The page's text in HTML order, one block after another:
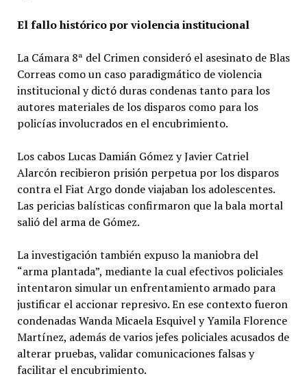
El fallo histórico por violencia institucional
La Cámara 8ª del Crimen consideró el asesinato de Blas
Correas como un caso paradigmático de violencia
institucional y dictó duras condenas tanto para los
autores materiales de los disparos como para los
policías involucrados en el encubrimiento.
Los cabos Lucas Damián Gómez y Javier Catriel
Alarcón recibieron prisión perpetua por los disparos
contra el Fiat Argo donde viajaban los adolescentes.
Las pericias balísticas confirmaron que la bala mortal
salió del arma de Gómez.
La investigación también expuso la maniobra del
“arma plantada”, mediante la cual efectivos policiales
intentaron simular un enfrentamiento armado para
justificar el accionar represivo. En ese contexto fueron
condenadas Wanda Micaela Esquivel y Yamila Florence
Martínez, además de varios jefes policiales acusados de
alterar pruebas, validar comunicaciones falsas y
facilitar el encubrimiento.